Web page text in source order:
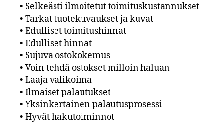
• Selkeästi ilmoitetut toimituskustannukset
• Tarkat tuotekuvaukset ja kuvat
• Edulliset toimitushinnat
• Edulliset hinnat
• Sujuva ostokokemus
• Voin tehdä ostokset milloin haluan
• Laaja valikoima
• Ilmaiset palautukset
• Yksinkertainen palautusprosessi
• Hyvät hakutoiminnot